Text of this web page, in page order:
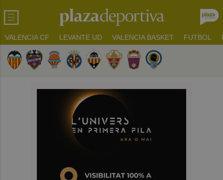
VALENCIA CF LEVANTE UD VALENCIA BASKET FUTBOL